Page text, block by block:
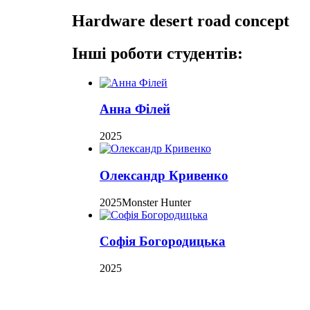
Hardware desert road concept
Інші роботи студентів:
Анна Філей
2025
Олександр Кривенко
2025Monster Hunter
Софія Богородицька
2025